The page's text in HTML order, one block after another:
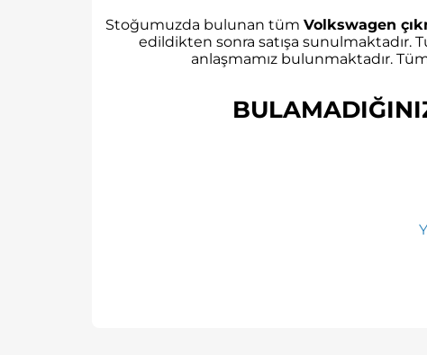
Stoğumuzda bulunan tüm Volkswagen
edildikten sonra satışa sunulmaktadır.
anlaşmamız bulunmaktadır.